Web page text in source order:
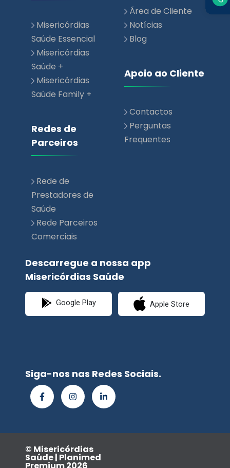
Misericórdias
Saúde Essencial
Misericórdias
Saúde +
Misericórdias
Saúde Family +
Redes de
Parceiros
Rede de
Prestadores de
Saúde
Rede Parceiros
Comerciais
Área de Cliente
Notícias
Blog
Apoio ao Cliente
Contactos
Perguntas
Frequentes
Descarregue a nossa app
Misericórdias Saúde
Google Play Apple Store
Siga-nos nas Redes Sociais.
© Misericórdias
Saúde | Planimed
Premium 2026